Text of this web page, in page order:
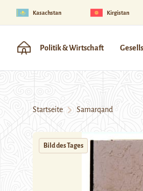
Kasachstan Kirgistan
Politik & Wirtschaft
Startseite Samarqand
Bild des Tages